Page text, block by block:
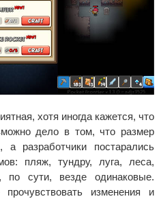
хотя иногда кажется, что
дело в том, что размер
а разработчики постарались
пляж, тундру, луга, леса,
сути, везде одинаковые.
изменения и